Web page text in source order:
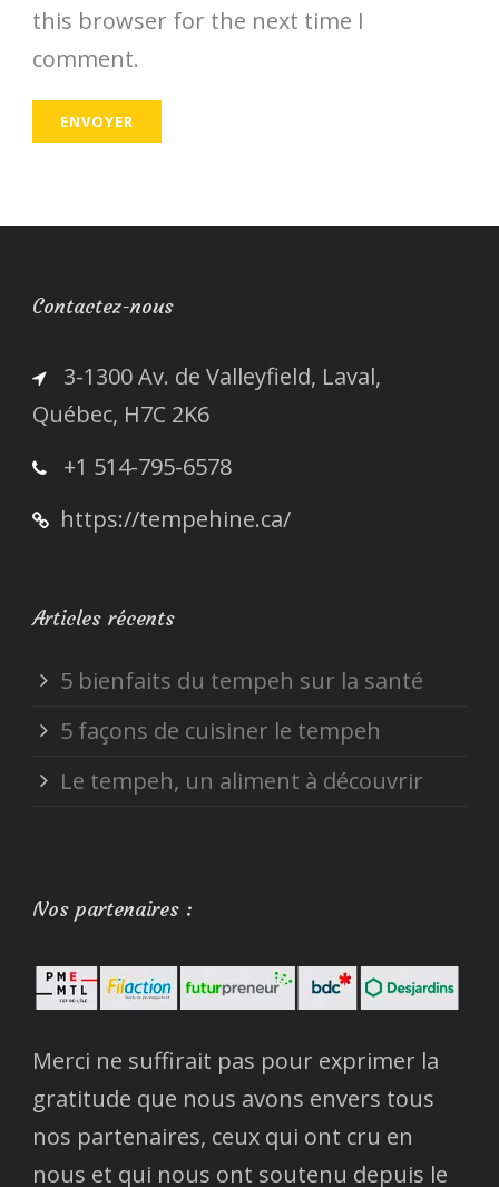
this browser for the next time I
comment.
Contactez-nous
3-1300 Av. de Valleyfield, Laval,
Québec, H7C 2K6
+1 514-795-6578
https://tempehine.ca/
Articles récents
5 bienfaits du tempeh sur la santé
5 façons de cuisiner le tempeh
Le tempeh, un aliment à découvrir
Nos partenaires :
Merci ne suffirait pas pour exprimer la
gratitude que nous avons envers tous
nos partenaires, ceux qui ont cru en
nous et qui nous ont soutenu depuis le